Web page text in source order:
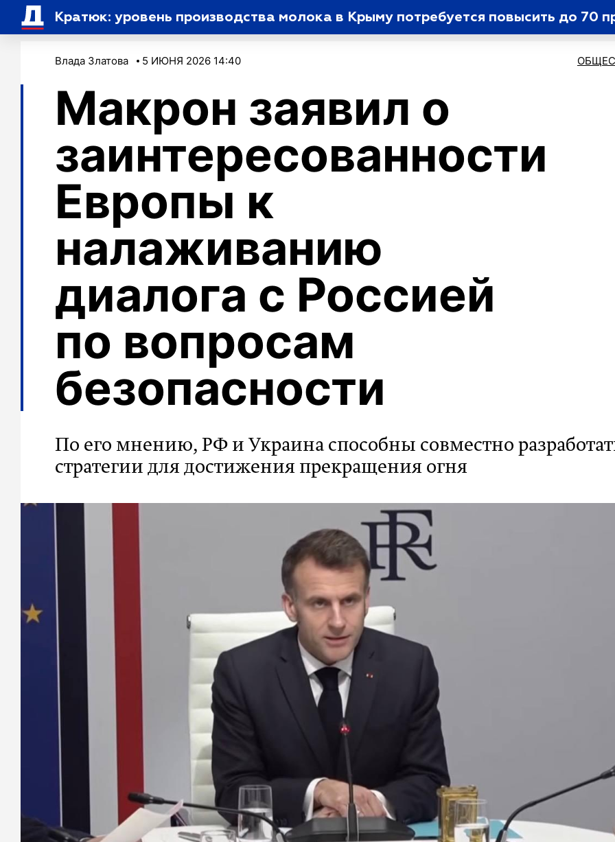
Кратюк: уровень производства молока в Крыму потребуется повысить до 70
Влада Златова 5 ИЮНЯ 2026 14:40
Макрон заявил о
заинтересованности
Европы к
налаживанию
диалога с Россией
по вопросам
безопасности
По его мнению, РФ и Украина способны совместно
стратегии для достижения прекращения огня